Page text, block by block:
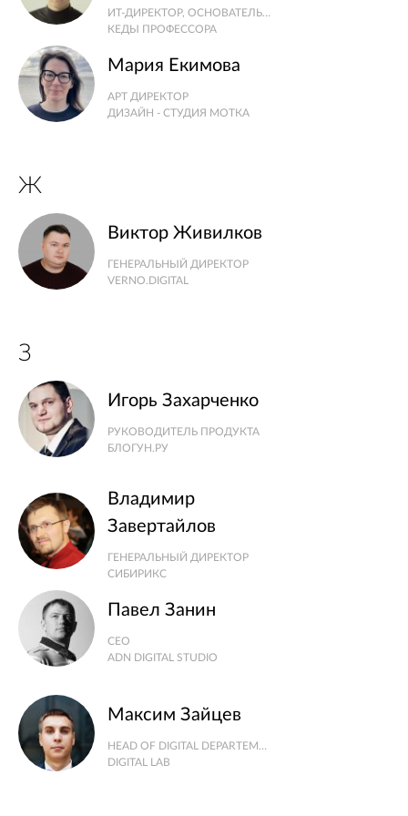
ИТ-ДИРЕКТОР, ОСНОВАТЕЛЬ КОМПАНИИ
КЕДЫ ПРОФЕССОРА
Мария Екимова
АРТ ДИРЕКТОР
ДИЗАЙН - СТУДИЯ МОТКА
Ж
Виктор Живилков
ГЕНЕРАЛЬНЫЙ ДИРЕКТОР
VERNO.DIGITAL
З
Игорь Захарченко
РУКОВОДИТЕЛЬ ПРОДУКТА
БЛОГУН.РУ
Владимир
Завертайлов
ГЕНЕРАЛЬНЫЙ ДИРЕКТОР
СИБИРИКС
Павел Занин
СEO
ADN DIGITAL STUDIO
Максим Зайцев
HEAD OF DIGITAL DEPARTEMENT
DIGITAL LAB